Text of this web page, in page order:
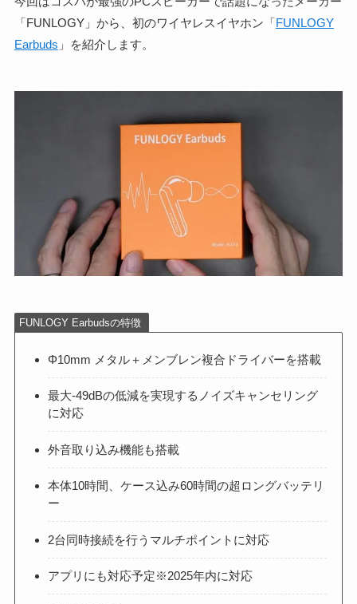
「FUNLOGY」から、初のワイヤレスイヤホン「FUNLOGY
Earbuds 」を紹介します。
FUNLOGY Earbudsの特徴
Φ10mm メタル＋メンブレン複合ドライバーを搭載
最大-49dBの低減を実現するノイズキャンセリング
に対応
外音取り込み機能も搭載
本体10時間、ケース込み60時間の超ロングバッテリ
ー
2台同時接続を行うマルチポイントに対応
アプリにも対応予定※2025年内に対応